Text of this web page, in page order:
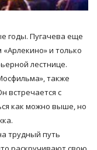
годы. Пугачева еще
и только
лестнице.
также
встречается с
как можно выше, но
трудный путь